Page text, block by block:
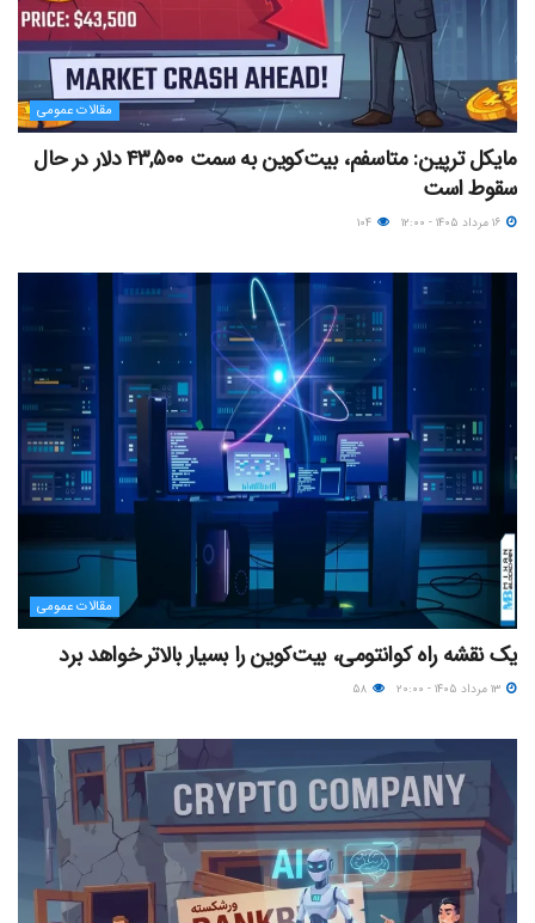
مقالات عمومی
مایکل ترپین: متاسفم، بیت‌کوین به سمت ۴۳,۵۰۰ دلار در حال
سقوط است
مقالات عمومی
یک نقشه راه کوانتومی، بیت‌کوین را بسیار بالاتر خواهد برد